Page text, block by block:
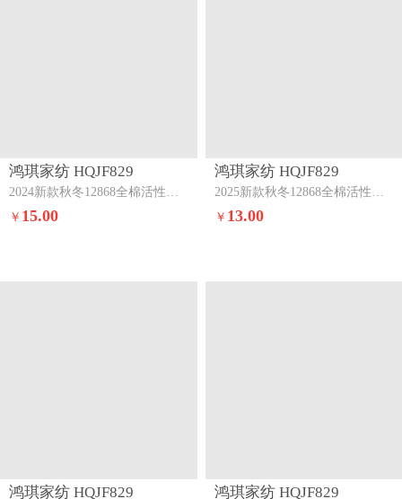
鸿琪家纺 HQJF829
￥ 15.00
鸿琪家纺 HQJF829
￥ 13.00
鸿琪家纺 HQJF829 鸿琪家纺 HQJF829